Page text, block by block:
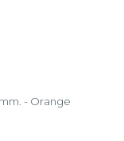
- Orange